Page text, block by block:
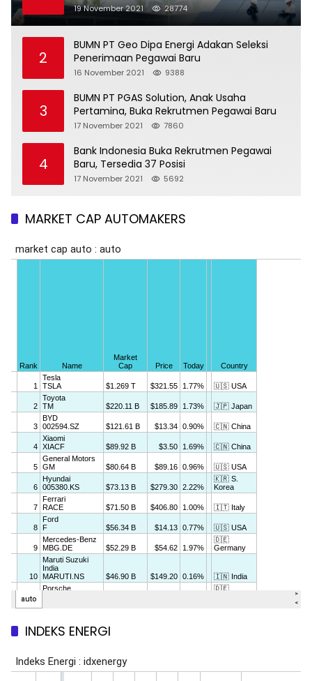
19 November 2021 28774
2
BUMN PT Geo Dipa Energi Adakan Seleksi
Penerimaan Pegawai Baru
16 November 2021 9388
3
BUMN PT PGAS Solution, Anak Usaha
Pertamina, Buka Rekrutmen Pegawai Baru
17 November 2021 7860
4
Bank Indonesia Buka Rekrutmen Pegawai
Baru, Tersedia 37 Posisi
17 November 2021 5692
MARKET CAP AUTOMAKERS
INDEKS ENERGI